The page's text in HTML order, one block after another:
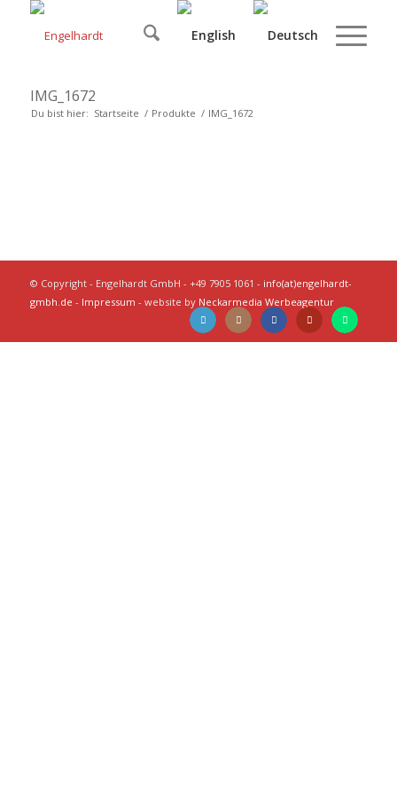
IMG_1672
Du bist hier: Startseite / Produkte / IMG_1672
© Copyright - Engelhardt GmbH - +49 7905 1061 - info(at)engelhardt-
gmbh.de - Impressum - website by Neckarmedia Werbeagentur